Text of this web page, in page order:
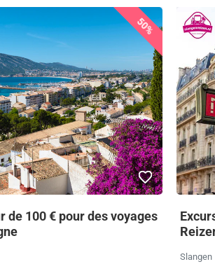
50%
de 100 € pour des voyages
Slangen